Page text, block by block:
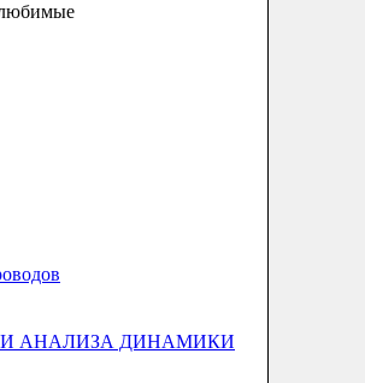
любимые
АНАЛИЗА ДИНАМИКИ